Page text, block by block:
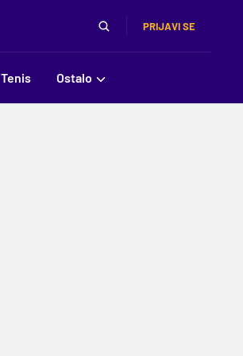
PRIJAVI SE
Tenis Ostalo